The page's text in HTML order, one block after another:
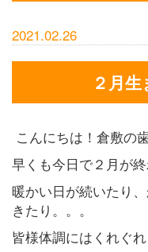
2021.02.26
２月
こんにちは！倉敷の
早くも今日で２月が
暖かい日が続いたり
きたり。。。
皆様体調にはくれぐ